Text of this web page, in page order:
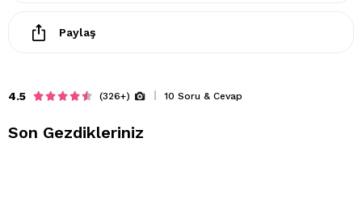
Paylaş
4.5 (326+) 10 Soru & Cevap
Son Gezdikleriniz